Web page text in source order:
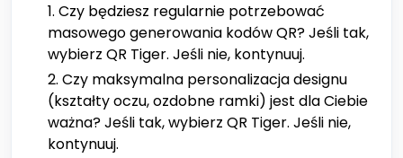
Czy będziesz regularnie potrzebować
masowego generowania kodów QR? Jeśli tak,
wybierz QR Tiger. Jeśli nie, kontynuuj.
Czy maksymalna personalizacja designu
(kształty oczu, ozdobne ramki) jest dla Ciebie
ważna? Jeśli tak, wybierz QR Tiger. Jeśli nie,
kontynuuj.